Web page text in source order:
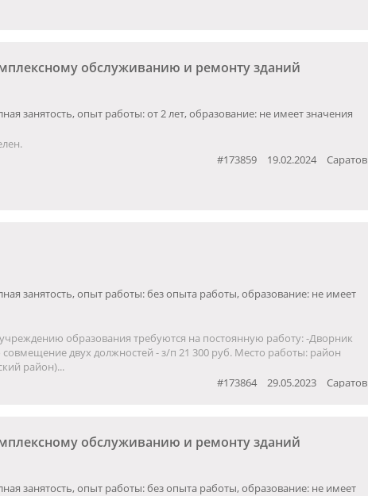
обслуживанию и ремонту зданий
занятость, опыт работы: от 2 лет, образование: не имеет значения
#173859
19.02.2024 Саратов
занятость, опыт работы: без опыта работы, образование: не имеет
образования требуются на постоянную работу: -Дворник
двух должностей - з/п 21 300 руб. Место работы: район
район)...
#173864
29.05.2023 Саратов
обслуживанию и ремонту зданий
занятость, опыт работы: без опыта работы, образование: не имеет